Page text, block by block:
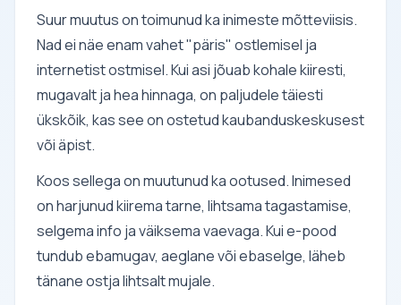
Suur muutus on toimunud ka inimeste mõtteviisis.
Nad ei näe enam vahet "päris" ostlemisel ja
internetist ostmisel. Kui asi jõuab kohale kiiresti,
mugavalt ja hea hinnaga, on paljudele täiesti
ükskõik, kas see on ostetud kaubanduskeskusest
või äpist.
Koos sellega on muutunud ka ootused. Inimesed
on harjunud kiirema tarne, lihtsama tagastamise,
selgema info ja väiksema vaevaga. Kui e-pood
tundub ebamugav, aeglane või ebaselge, läheb
tänane ostja lihtsalt mujale.